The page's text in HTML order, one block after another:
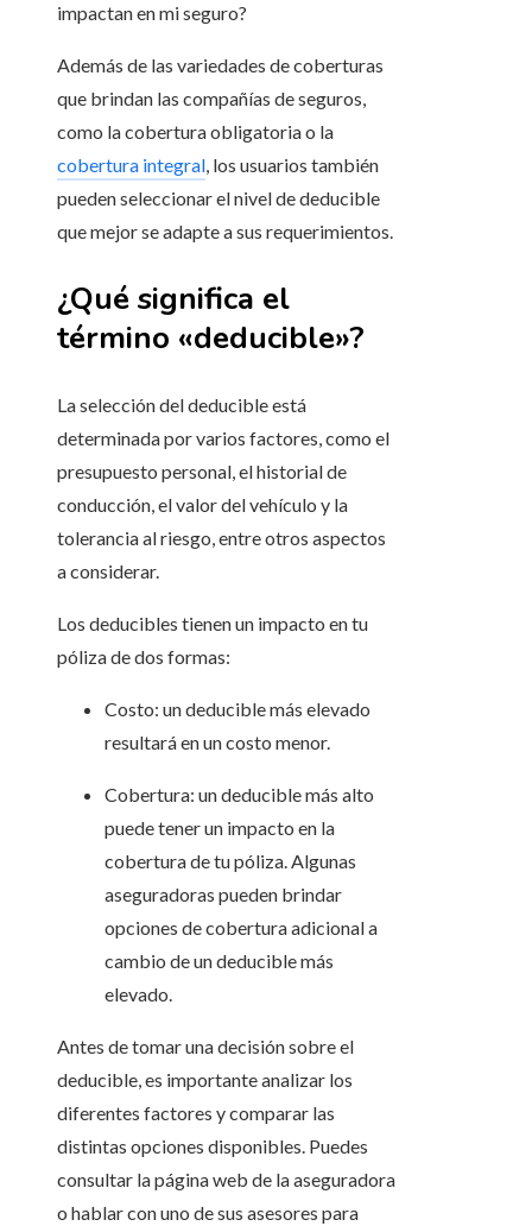
impactan en mi seguro?
Además de las variedades de coberturas
que brindan las compañías de seguros,
como la cobertura obligatoria o la
cobertura integral, los usuarios también
pueden seleccionar el nivel de deducible
que mejor se adapte a sus requerimientos.
¿Qué significa el
término «deducible»?
La selección del deducible está
determinada por varios factores, como el
presupuesto personal, el historial de
conducción, el valor del vehículo y la
tolerancia al riesgo, entre otros aspectos
a considerar.
Los deducibles tienen un impacto en tu
póliza de dos formas:
Costo: un deducible más elevado
resultará en un costo menor.
Cobertura: un deducible más alto
puede tener un impacto en la
cobertura de tu póliza. Algunas
aseguradoras pueden brindar
opciones de cobertura adicional a
cambio de un deducible más
elevado.
Antes de tomar una decisión sobre el
deducible, es importante analizar los
diferentes factores y comparar las
distintas opciones disponibles. Puedes
consultar la página web de la aseguradora
o hablar con uno de sus asesores para